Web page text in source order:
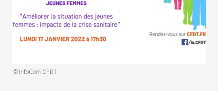
© InfoCom CFDT